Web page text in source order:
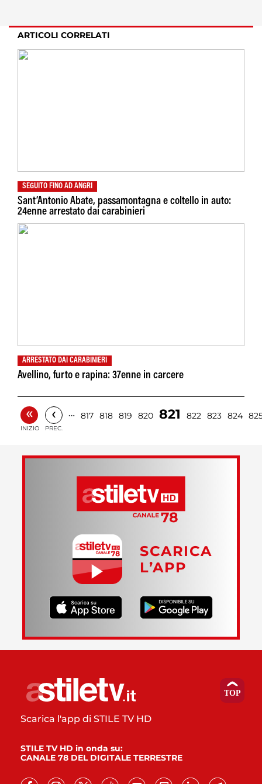
ARTICOLI CORRELATI
SEGUITO FINO AD ANGRI
Sant’Antonio Abate, passamontagna e coltello in auto:
24enne arrestato dai carabinieri
ARRESTATO DAI CARABINIERI
Avellino, furto e rapina: 37enne in carcere
«
INIZIO
‹
PREC.
… 817 818 819 820 821 822 823 824
SCARICA
L’APP
Scarica l'app di STILE TV HD
STILE TV HD in onda su:
CANALE 78 DEL DIGITALE TERRESTRE